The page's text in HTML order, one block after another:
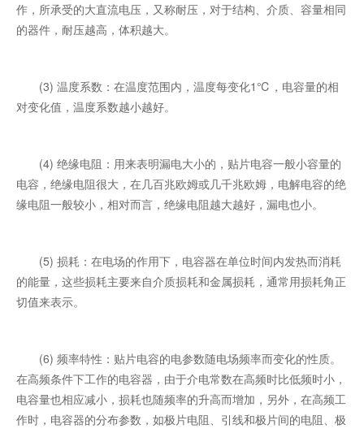
作，所承受的大直流电压，又称耐压，对于结构、介质、容量相同
的器件，耐压越高，体积越大。
(3) 温度系数：在温度范围内，温度每变化1℃，电容量的相
对变化值，温度系数越小越好。
(4) 绝缘电阻：用来表明漏电大小的，贴片电容一般小容量的
电容，绝缘电阻很大，在几百兆欧姆或几千兆欧姆，电解电容的绝
缘电阻一般较小，相对而言，绝缘电阻越大越好，漏电也小。
(5) 损耗：在电场的作用下，电容器在单位时间内发热而消耗
的能量，这些损耗主要来自介质损耗和金属损耗，通常用损耗角正
切值来表示。
(6) 频率特性：贴片电容的电参数随电场频率而变化的性质。
在高频条件下工作的电容器，由于介电常数在高频时比低频时小，
电容量也相应减小，损耗也随频率的升高而增加，另外，在高频工
作时，电容器的分布参数，如极片电阻、引线和极片间的电阻、极